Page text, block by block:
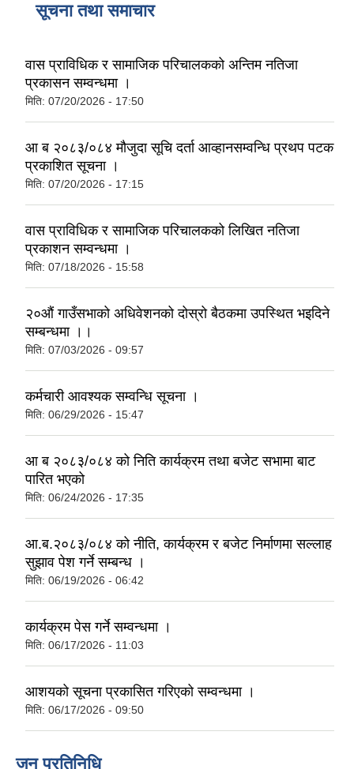
सूचना तथा समाचार
वास प्राविधिक र सामाजिक परिचालकको अन्तिम नतिजा
प्रकासन सम्वन्धमा ।
मिति: 07/20/2026 - 17:50
आ ब २०८३/०८४ मौजुदा सूचि दर्ता आव्हानसम्वन्धि प्रथप पटक
प्रकाशित सूचना ।
मिति: 07/20/2026 - 17:15
वास प्राविधिक र सामाजिक परिचालकको लिखित नतिजा
प्रकाशन सम्वन्धमा ।
मिति: 07/18/2026 - 15:58
२०औं गाउँसभाको अधिवेशनको दोस्रो बैठकमा उपस्थित भइदिने
सम्बन्धमा ।।
मिति: 07/03/2026 - 09:57
कर्मचारी आवश्यक सम्वन्धि सूचना ।
मिति: 06/29/2026 - 15:47
आ ब २०८३/०८४ को निति कार्यक्रम तथा बजेट सभामा बाट
पारित भएको
मिति: 06/24/2026 - 17:35
आ.ब.२०८३/०८४ को नीति, कार्यक्रम र बजेट निर्माणमा सल्लाह
सुझाव पेश गर्ने सम्बन्ध ।
मिति: 06/19/2026 - 06:42
कार्यक्रम पेस गर्ने सम्वन्धमा ।
मिति: 06/17/2026 - 11:03
आशयको सूचना प्रकासित गरिएको सम्वन्धमा ।
मिति: 06/17/2026 - 09:50
जन प्रतिनिधि